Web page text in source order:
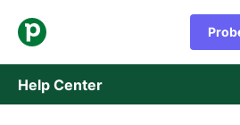
Help Center